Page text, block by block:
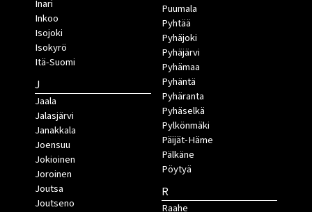
Inari
Inkoo
Isojoki
Isokyrö
Itä-Suomi
J
Jaala
Jalasjärvi
Janakkala
Joensuu
Jokioinen
Joroinen
Joutsa
Joutseno
Puumala
Pyhtää
Pyhäjoki
Pyhäjärvi
Pyhämaa
Pyhäntä
Pyhäranta
Pyhäselkä
Pylkönmäki
Päijät-Häme
Pälkäne
Pöytyä
R
Raahe